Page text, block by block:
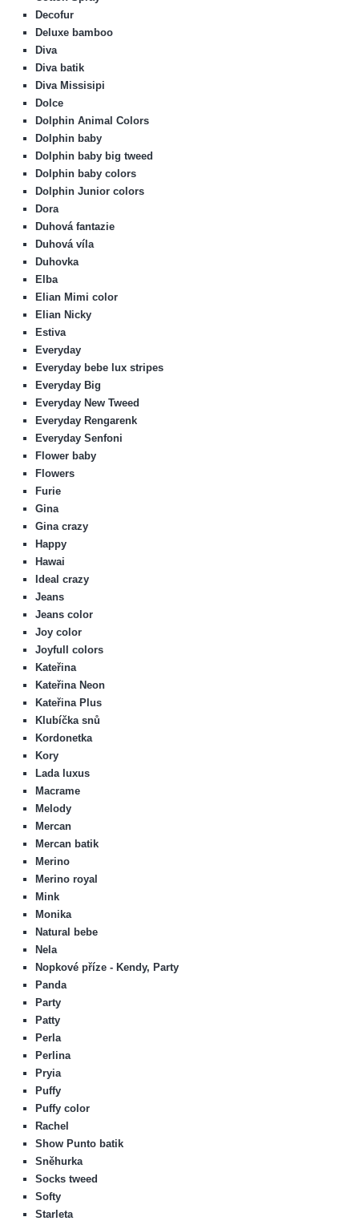
Decofur
Deluxe bamboo
Diva
Diva batik
Diva Missisipi
Dolce
Dolphin Animal Colors
Dolphin baby
Dolphin baby big tweed
Dolphin baby colors
Dolphin Junior colors
Dora
Duhová fantazie
Duhová víla
Duhovka
Elba
Elian Mimi color
Elian Nicky
Estiva
Everyday
Everyday bebe lux stripes
Everyday Big
Everyday New Tweed
Everyday Rengarenk
Everyday Senfoni
Flower baby
Flowers
Furie
Gina
Gina crazy
Happy
Hawai
Ideal crazy
Jeans
Jeans color
Joy color
Joyfull colors
Kateřina
Kateřina Neon
Kateřina Plus
Klubíčka snů
Kordonetka
Kory
Lada luxus
Macrame
Melody
Mercan
Mercan batik
Merino
Merino royal
Mink
Monika
Natural bebe
Nela
Nopkové příze - Kendy, Party
Panda
Party
Patty
Perla
Perlina
Pryia
Puffy
Puffy color
Rachel
Show Punto batik
Sněhurka
Socks tweed
Softy
Starleta